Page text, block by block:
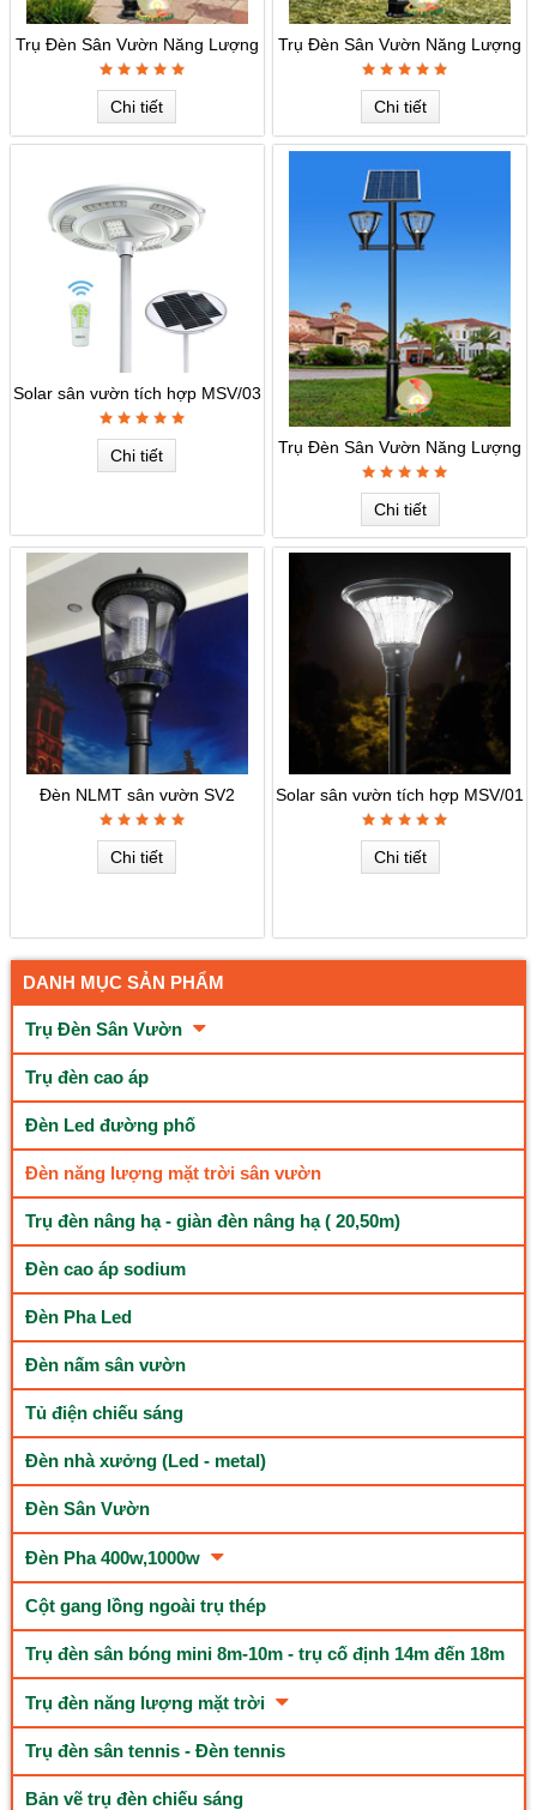
Trụ Đèn Sân Vườn Năng Lượng
MSV-03
Chi tiết
Trụ Đèn Sân Vườn Năng Lượng
MSV-02
Chi tiết
Solar sân vườn tích hợp MSV/03
Chi tiết
Trụ Đèn Sân Vườn Năng Lượng
MSV-01
Chi tiết
Đèn NLMT sân vườn SV2
Chi tiết
Solar sân vườn tích hợp MSV/01
Chi tiết
DANH MỤC SẢN PHẨM
Trụ Đèn Sân Vườn
Trụ đèn cao áp
Đèn Led đường phố
Đèn năng lượng mặt trời sân vườn
Trụ đèn nâng hạ - giàn đèn nâng hạ ( 20,50m)
Đèn cao áp sodium
Đèn Pha Led
Đèn nấm sân vườn
Tủ điện chiếu sáng
Đèn nhà xưởng (Led - metal)
Đèn Sân Vườn
Đèn Pha 400w,1000w
Cột gang lồng ngoài trụ thép
Trụ đèn sân bóng mini 8m-10m - trụ cố định 14m đến 18m
Trụ đèn năng lượng mặt trời
Trụ đèn sân tennis - Đèn tennis
Bản vẽ trụ đèn chiếu sáng